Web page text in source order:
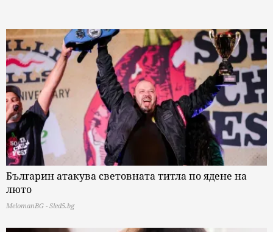
Българин атакува световната титла по ядене на
люто
MelomanBG - Sled5.bg